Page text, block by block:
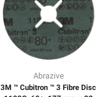
Abrazive
3M ™ Cubitron ™ 3 Fibre Disc